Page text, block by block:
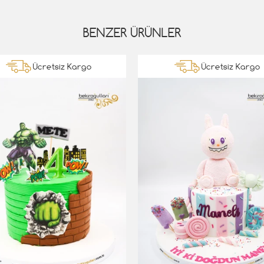
BENZER ÜRÜNLER
Ücretsiz Kargo Ücretsiz Kargo